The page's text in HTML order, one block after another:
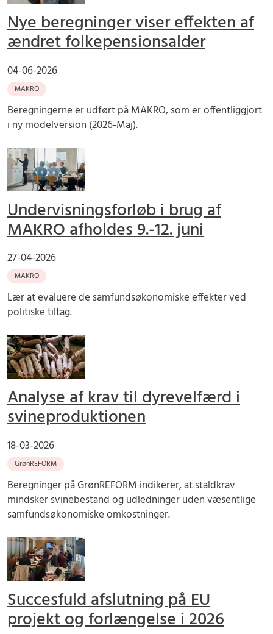
Nye beregninger viser effekten af
ændret folkepensionsalder
04-06-2026
MAKRO
Beregningerne er udført på MAKRO, som er offentliggjort
i ny modelversion (2026-Maj).
Undervisningsforløb i brug af
MAKRO afholdes 9.-12. juni
27-04-2026
MAKRO
Lær at evaluere de samfundsøkonomiske effekter ved
politiske tiltag.
Analyse af krav til dyrevelfærd i
svineproduktionen
18-03-2026
GrønREFORM
Beregninger på GrønREFORM indikerer, at staldkrav
mindsker svinebestand og udledninger uden væsentlige
samfundsøkonomiske omkostninger.
Succesfuld afslutning på EU
projekt og forlængelse i 2026